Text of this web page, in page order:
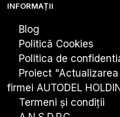
INFORMAȚII
Blog
Politică Cookies
Politica de
Proiect
firmei AUTODEL
Termeni și condiții